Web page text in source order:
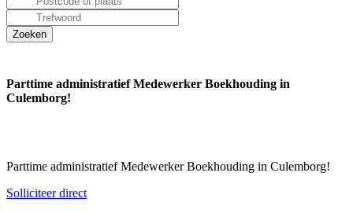
Parttime administratief Medewerker Boekhouding in
Culemborg!
Parttime administratief Medewerker Boekhouding in Culemborg!
Solliciteer direct